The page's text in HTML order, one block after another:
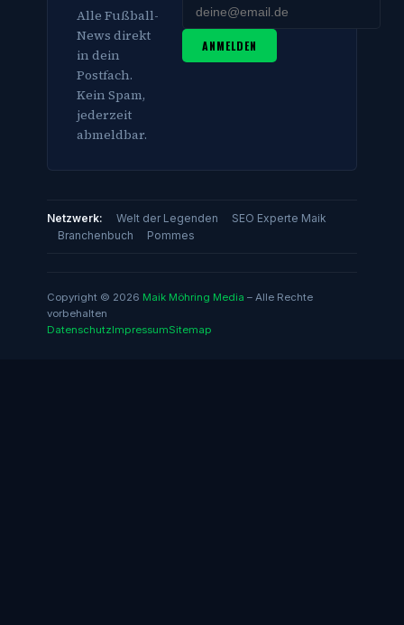
Alle Fußball-
News direkt
in dein
Postfach.
Kein Spam,
jederzeit
abmeldbar.
ANMELDEN
Netzwerk: Welt der Legenden
SEO Experte Maik
Branchenbuch
Pommes
Copyright © 2026 Maik Möhring Media – Alle Rechte
vorbehalten
DatenschutzImpressumSitemap